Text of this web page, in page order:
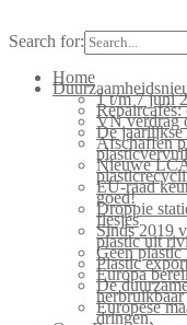
Search for:
Home
1 t/m 7 juni
Repaircafés:
VN verdrag
De
Afschaffen
Nieuwe
EU-raad
goed!
Droppie
flesjes
Sinds 2019
plastic uit
Geen
Plastic
Europa
De
herbruikbaar
Europese
dringen.